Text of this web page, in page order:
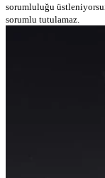
sorumluluğu
sorumlu tutulamaz.